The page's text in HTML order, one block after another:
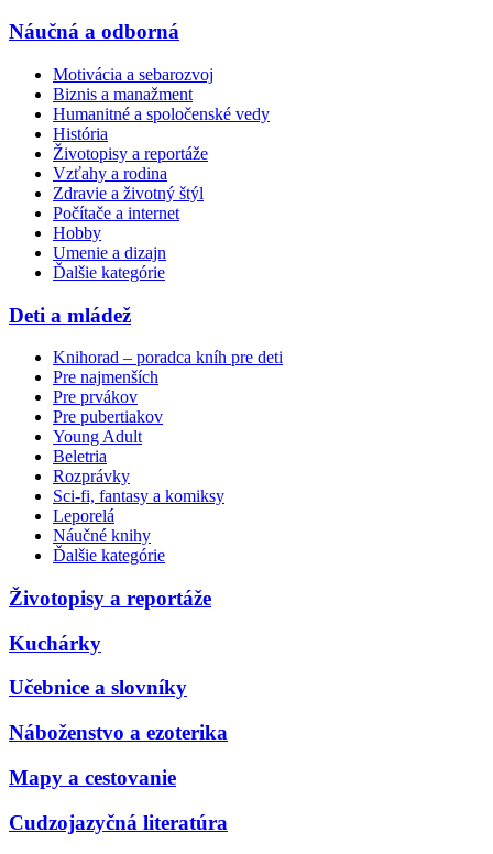
Náučná a odborná
Motivácia a sebarozvoj
Biznis a manažment
Humanitné a spoločenské vedy
História
Životopisy a reportáže
Vzťahy a rodina
Zdravie a životný štýl
Počítače a internet
Hobby
Umenie a dizajn
Ďalšie kategórie
Deti a mládež
Knihorad – poradca kníh pre deti
Pre najmenších
Pre prvákov
Pre pubertiakov
Young Adult
Beletria
Rozprávky
Sci-fi, fantasy a komiksy
Leporelá
Náučné knihy
Ďalšie kategórie
Životopisy a reportáže
Kuchárky
Učebnice a slovníky
Náboženstvo a ezoterika
Mapy a cestovanie
Cudzojazyčná literatúra